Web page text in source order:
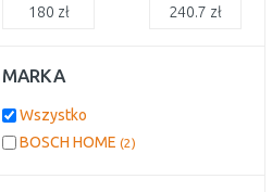
180 zł 240.7 zł
MARKA
Wszystko
BOSCH HOME (2)